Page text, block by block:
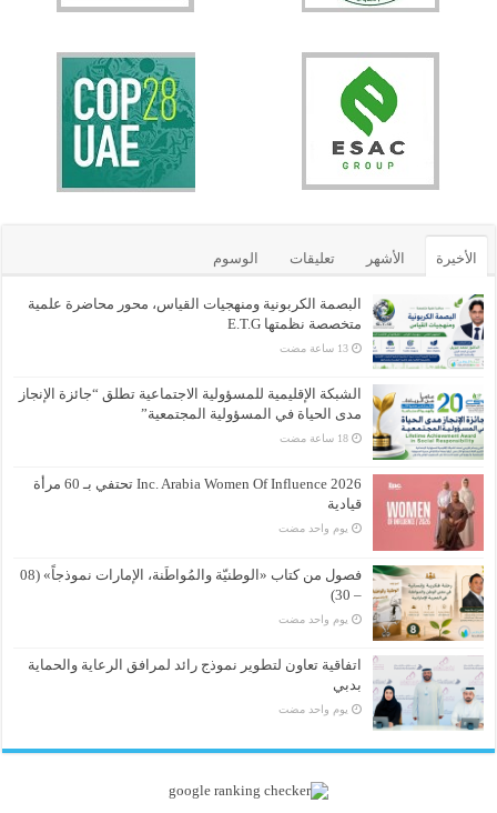
الأخيرة الأشهر تعليقات الوسوم
البصمة الكربونية ومنهجيات القياس، محور محاضرة علمية
متخصصة نظمتها E.T.G
الشبكة الإقليمية للمسؤولية الاجتماعية تطلق “جائزة الإنجاز
مدى الحياة في المسؤولية المجتمعية”
Inc. Arabia Women Of Influence 2026 تحتفي بـ 60 مرأة
قيادية
‏يوم واحد مضت
فصول من كتاب «الوطنيّة والمُواطَنة، الإمارات نموذجاً» (08
– 30)
‏يوم واحد مضت
اتفاقية تعاون لتطوير نموذج رائد لمرافق الرعاية والحماية
بدبي
‏يوم واحد مضت